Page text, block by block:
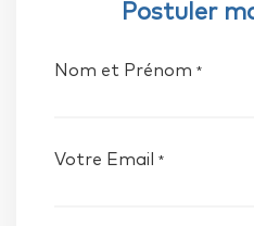
Postuler
Nom et Prénom *
Votre Email *